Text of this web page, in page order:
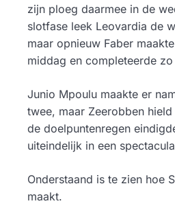
zijn ploeg daarmee in de
slotfase leek Leovardia de
maar opnieuw Faber
middag en completeerde
Junio Mpoulu maakte er
twee, maar Zeerobben
de doelpuntenregen
uiteindelijk in een
Onderstaand is te zien hoe
maakt.